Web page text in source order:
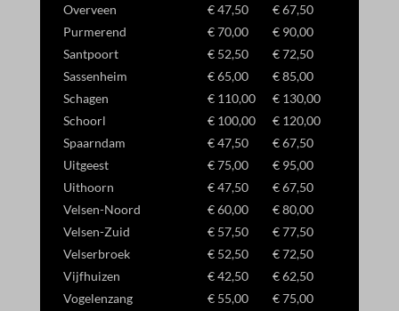
Overveen
€ 47,50
€ 67,50
Purmerend
€ 70,00
€ 90,00
Santpoort
€ 52,50
€ 72,50
Sassenheim
€ 65,00
€ 85,00
Schagen
€ 110,00
€ 130,00
Schoorl
€ 100,00
€ 120,00
Spaarndam
€ 47,50
€ 67,50
Uitgeest
€ 75,00
€ 95,00
Uithoorn
€ 47,50
€ 67,50
Velsen-Noord
€ 60,00
€ 80,00
Velsen-Zuid
€ 57,50
€ 77,50
Velserbroek
€ 52,50
€ 72,50
Vijfhuizen
€ 42,50
€ 62,50
Vogelenzang
€ 55,00
€ 75,00